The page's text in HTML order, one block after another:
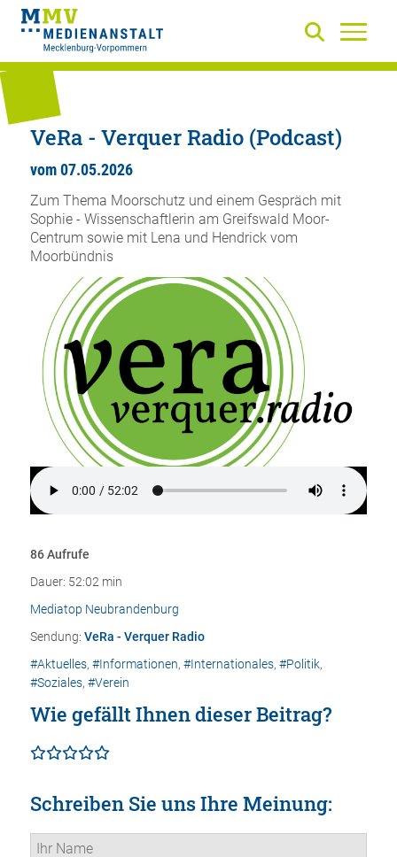
VeRa - Verquer Radio (Podcast)
vom 07.05.2026
Zum Thema Moorschutz und einem Gespräch mit
Sophie - Wissenschaftlerin am Greifswald Moor-
Centrum sowie mit Lena und Hendrick vom
Moorbündnis
86 Aufrufe
Dauer: 52:02 min
Mediatop Neubrandenburg
Sendung: VeRa - Verquer Radio
#Aktuelles, #Informationen, #Internationales, #Politik,
#Soziales, #Verein
Wie gefällt Ihnen dieser Beitrag?
Schreiben Sie uns Ihre Meinung: